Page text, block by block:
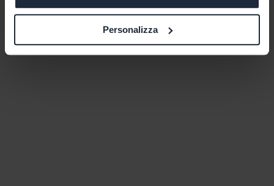
Personalizza